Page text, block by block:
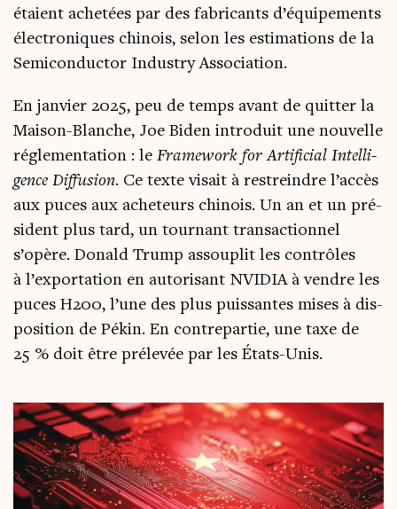
étaient ache­tées par des fabri­cants d’équipements
élec­tro­niques chi­nois, selon les esti­ma­tions de la
Semi­con­duc­tor Indus­try Association.
En jan­vier 2025, peu de temps avant de quit­ter la
Mai­son-Blanche, Joe Biden intro­duit une nou­velle
régle­men­ta­tion : le Fra­me­work for Arti­fi­cial Intel­li­
gence Dif­fu­sion. Ce texte visait à res­treindre l’ac­cès
aux puces aux ache­teurs chi­nois. Un an et un pré­
sident plus tard, un tour­nant tran­sac­tion­nel
s’opère. Donald Trump assou­plit les contrôles
à l’exportation en auto­ri­sant NVIDIA à vendre les
puces H200, l’une des plus puis­santes mises à dis­
po­si­tion de Pékin. En contre­par­tie, une taxe de
25 % doit être pré­le­vée par les États-Unis.